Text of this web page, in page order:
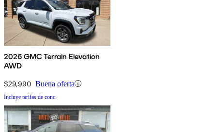
2026 GMC Terrain Elevation
AWD
$29,990 Buena oferta
Incluye tarifas de conc.